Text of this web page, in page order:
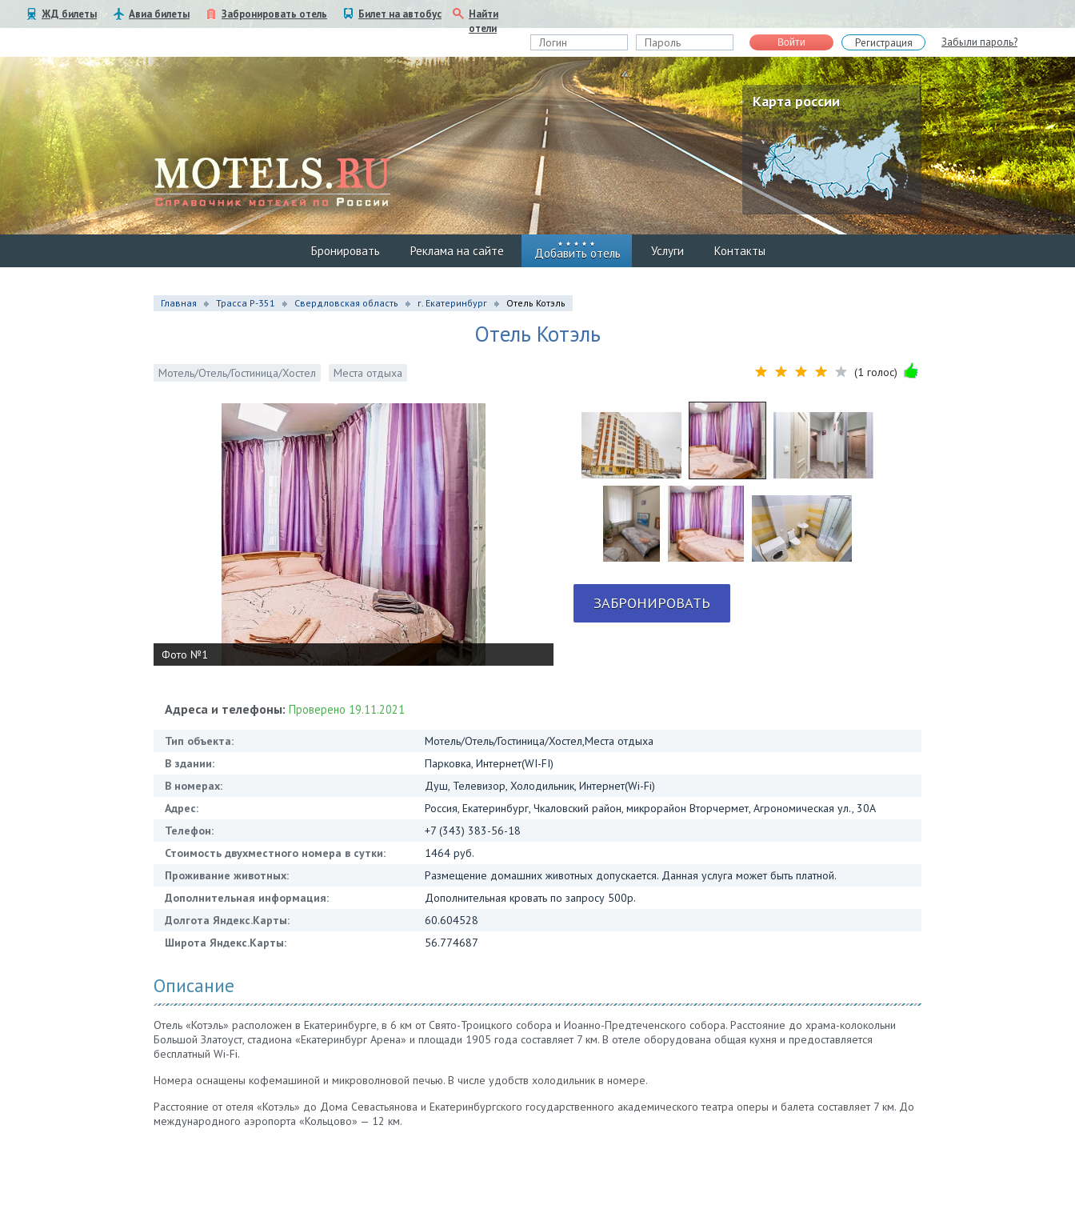
ЖД билеты Авиа билеты Забронировать отель Билет на автобус
Найти
отели
Войти Регистрация Забыли пароль?
Карта россии
Бронировать Реклама на сайте Добавить отель Услуги Контакты
Главная Трасса Р-351 Свердловская область г. Екатеринбург Отель Котэль
Отель Котэль
Мотель/Отель/Гостиница/Хостел Места отдыха (1 голос)
Фото №1
ЗАБРОНИРОВАТЬ
Адреса и телефоны: Проверено 19.11.2021
Тип объекта:
Мотель/Отель/Гостиница/Хостел,Места отдыха
В здании:
Парковка, Интернет(WI-FI)
В номерах:
Душ, Телевизор, Холодильник, Интернет(Wi-Fi)
Адрес:
Россия, Екатеринбург, Чкаловский район, микрорайон Вторчермет, Агрономическая ул., 30А
Телефон:
+7 (343) 383-56-18
Стоимость двухместного номера в сутки:
1464 руб.
Проживание животных:
Размещение домашних животных допускается. Данная услуга может быть платной.
Дополнительная информация:
Дополнительная кровать по запросу 500р.
Долгота Яндекс.Карты:
60.604528
Широта Яндекс.Карты:
56.774687
Описание
Отель «Котэль» расположен в Екатеринбурге, в 6 км от Свято-Троицкого собора и Иоанно-Предтеченского собора. Расстояние до храма-колокольни
Большой Златоуст, стадиона «Екатеринбург Арена» и площади 1905 года составляет 7 км. В отеле оборудована общая кухня и предоставляется
бесплатный Wi-Fi.
Номера оснащены кофемашиной и микроволновой печью. В числе удобств холодильник в номере.
Расстояние от отеля «Котэль» до Дома Севастьянова и Екатеринбургского государственного академического театра оперы и балета составляет 7 км. До
международного аэропорта «Кольцово» — 12 км.